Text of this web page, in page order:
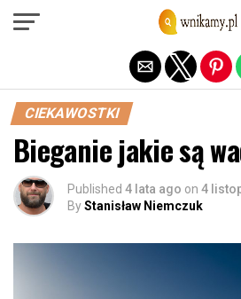
CIEKAWOSTKI
Bieganie jakie są
Published 4 lata ago on 4
ByStanisław Niemczuk
Exit mobile